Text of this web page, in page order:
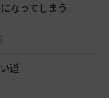
なってしまう
道